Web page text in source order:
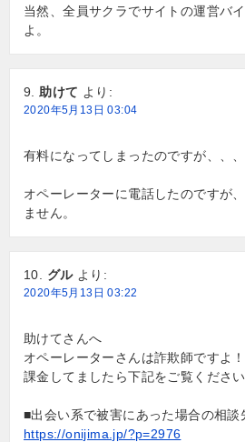
当然、全員サクラでサイトの運営バ
よ。
助けて より:
2020年5月13日 03:04
有料になってしまったのですが、、、
オペーレーターに電話したのですが
ません。
グル より:
2020年5月13日 03:22
助けてさんへ
オペーレーターさんは詐欺師ですよ！
課金してましたら下記をご覧ください
■出会い系で被害にあった場合の相談
https://onijima.jp/?p=2976